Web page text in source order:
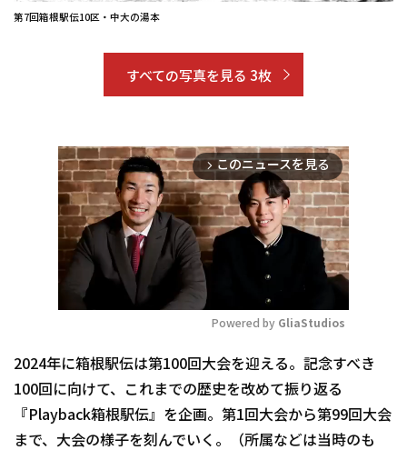
第7回箱根駅伝10区・中大の湯本
すべての写真を見る 3枚
arrow_forward_ios このニュースを見る
Mute
Powered by GliaStudios
2024年に箱根駅伝は第100回大会を迎える。記念すべき
100回に向けて、これまでの歴史を改めて振り返る
『Playback箱根駅伝』を企画。第1回大会から第99回大会
まで、大会の様子を刻んでいく。（所属などは当時のも